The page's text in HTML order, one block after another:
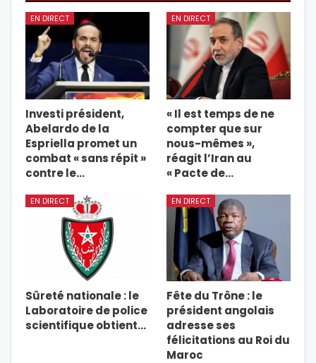
EN DIRECT
Investi président,
Abelardo de la
Espriella promet un
combat « sans répit »
contre le…
EN DIRECT
« Il est temps de ne
compter que sur
nous-mêmes »,
réagit l’Iran au
« Pacte de…
EN DIRECT
Sûreté nationale : le
Laboratoire de police
scientifique obtient…
EN DIRECT
Fête du Trône : le
président angolais
adresse ses
félicitations au Roi du
Maroc